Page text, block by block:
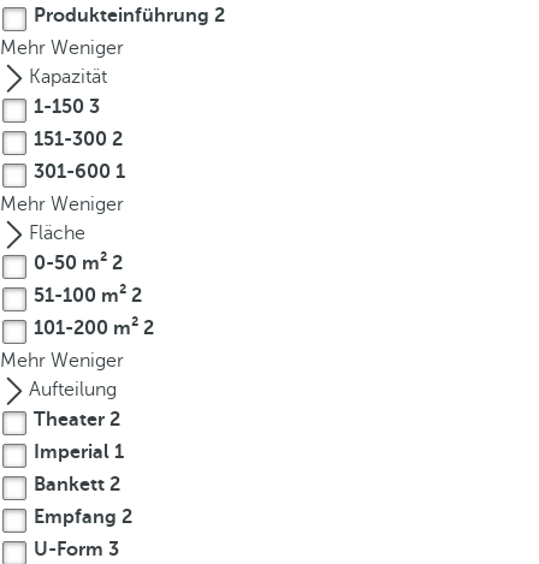
r
o
w
e
y
t
o
n
a
v
i
g
a
t
e
o
t
Produkteinführung 2
Mehr Weniger
Kapazität
1-150 3
151-300 2
301-600 1
Mehr Weniger
Fläche
0-50 m² 2
51-100 m² 2
101-200 m² 2
Mehr Weniger
Aufteilung
Theater 2
Imperial 1
Bankett 2
Empfang 2
U-Form 3